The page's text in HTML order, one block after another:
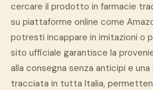
cercare il prodotto in farmacie
su piattaforme online come
potresti incappare in imitazioni o
sito ufficiale garantisce la
alla consegna senza anticipi e
tracciata in tutta Italia,